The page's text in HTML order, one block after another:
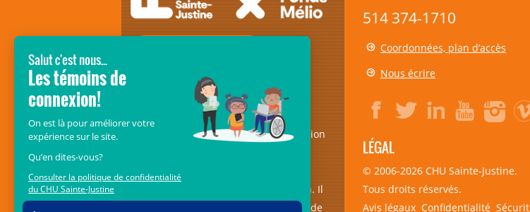
SOUTENEZ LES ENFANTS DU CRME
Fonds Mélio de la Fondation CHU
Sainte-Justine– anciennement Fondation
déploiement du pôle des maladies
musculosquelettiques et réadaptation. Il
est voué à l’amélioration de la qualité de
514 374-1710
Coordonnées, plan d’accès
Nous écrire
LÉGAL
© 2006-2026CHU Sainte-Justine.
Tous droits réservés.
Avis légaux Confidentialité